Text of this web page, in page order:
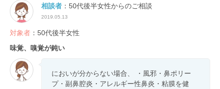
相談者 ：50代後半女性からのご相談
2019.05.13
対象者 ：50代後半女性
味覚、嗅覚が鈍い
においが分からない場合、 ・風邪・鼻ポリー
プ・副鼻腔炎・アレルギー性鼻炎・粘膜を健